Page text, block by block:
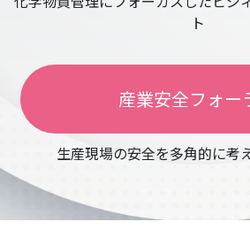
ト
産業安全フォー
生産現場の安全を多角的に考